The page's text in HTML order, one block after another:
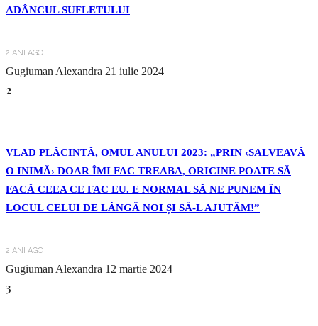
ADÂNCUL SUFLETULUI
2 ANI AGO
Gugiuman Alexandra 21 iulie 2024
2
VLAD PLĂCINTĂ, OMUL ANULUI 2023: „PRIN ‹SALVEAVĂ
O INIMĂ› DOAR ÎMI FAC TREABA, ORICINE POATE SĂ
FACĂ CEEA CE FAC EU. E NORMAL SĂ NE PUNEM ÎN
LOCUL CELUI DE LÂNGĂ NOI ȘI SĂ-L AJUTĂM!”
2 ANI AGO
Gugiuman Alexandra 12 martie 2024
3